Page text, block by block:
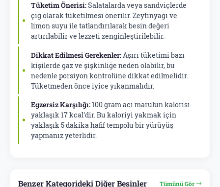
Tüketim Önerisi:Salatalarda veya sandviçlerde
çiğ olarak tüketilmesi önerilir. Zeytinyağı ve
limon suyu ile tatlandırılarak besin değeri
artırılabilir ve lezzeti zenginleştirilebilir.
Dikkat Edilmesi Gerekenler: Aşırı tüketimi bazı
kişilerde gaz ve şişkinliğe neden olabilir, bu
nedenle porsiyon kontrolüne dikkat edilmelidir.
Tüketmeden önce iyice yıkanmalıdır.
Egzersiz Karşılığı:100 gram acı marulun kalorisi
yaklaşık 17 kcal'dir. Bu kaloriyi yakmak için
yaklaşık 5 dakika hafif tempolu bir yürüyüş
yapmanız yeterlidir.
Benzer Kategorideki Diğer Besinler Tümünü Gör